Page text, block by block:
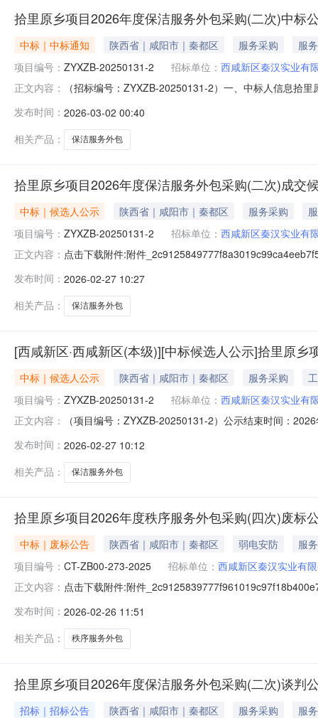
拾里原乡项目2026年度保洁服务外包采购(二次)中标
中标｜中标通知 陕西省｜咸阳市｜秦都区 服务采购
服务
项目编号： ZYXZB-20250131-2 招标单位： 西咸新区秦汉实业有
正文内容：
（招标编号：ZYXZB-20250131-2）一、中标人信息拾
沣西新城西咸国际文化教育园中央大街1号联系人：李东
技园5
发布时间： 2026-03-02 00:40
相关产品：
保洁服务外包
拾里原乡项目2026年度保洁服务外包采购(二次)成交
中标｜候选人公示 陕西省｜咸阳市｜秦都区 服务采购
项目编号： ZYXZB-20250131-2 招标单位： 西咸新区秦汉实业有
正文内容： 点击下载附件:附件
发布时间： 2026-02-27 10:27
相关产品：
保洁服务外包
[西咸新区·西咸新区(本级)][中标候选人公示]拾里原
中标｜候选人公示 陕西省｜咸阳市｜秦都区 服务采购
项目编号： ZYXZB-20250131-2 招标单位： 西咸新区秦汉实业有
正文内容：
（项目编号：ZYXZB-20250131-2）公示结束时间：
期：12个月；中标候选人第3名：陕西盛创福源建设工
发布时间： 2026-02-27 10:12
相关产品：
保洁服务外包
拾里原乡项目2026年度秩序服务外包采购(四次)废标
中标｜废标公告 陕西省｜咸阳市｜秦都区 弱电安防
服务
项目编号： CT-ZB00-273-2025 招标单位： 西咸新区秦汉实业有
正文内容： 点击下载附件:附件
发布时间： 2026-02-26 11:51
相关产品：
秩序服务外包
拾里原乡项目2026年度保洁服务外包采购(二次)谈判
招标｜招标公告 陕西省｜咸阳市｜秦都区 服务采购
服务